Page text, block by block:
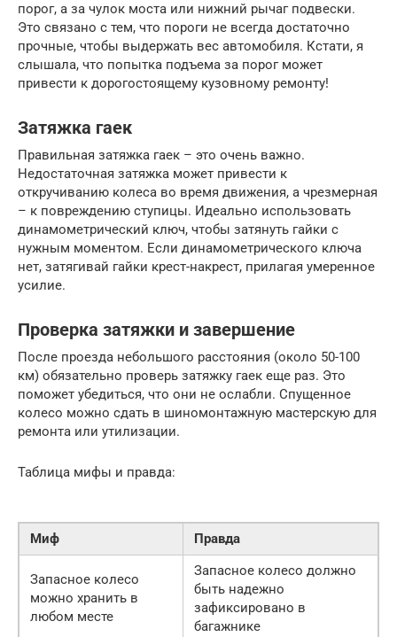
порог, а за чулок моста или нижний рычаг подвески.
Это связано с тем, что пороги не всегда достаточно
прочные, чтобы выдержать вес автомобиля. Кстати, я
слышала, что попытка подъема за порог может
привести к дорогостоящему кузовному ремонту!
Затяжка гаек
Правильная затяжка гаек – это очень важно.
Недостаточная затяжка может привести к
откручиванию колеса во время движения, а чрезмерная
– к повреждению ступицы. Идеально использовать
динамометрический ключ, чтобы затянуть гайки с
нужным моментом. Если динамометрического ключа
нет, затягивай гайки крест-накрест, прилагая умеренное
усилие.
Проверка затяжки и завершение
После проезда небольшого расстояния (около 50-100
км) обязательно проверь затяжку гаек еще раз. Это
поможет убедиться, что они не ослабли. Спущенное
колесо можно сдать в шиномонтажную мастерскую для
ремонта или утилизации.
Таблица мифы и правда:
Миф Правда
Запасное колесо
можно хранить в
любом месте
Запасное колесо должно
быть надежно
зафиксировано в
багажнике